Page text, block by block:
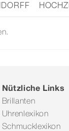
Nützliche Links
Brillanten
Uhrenlexikon
Schmucklexikon